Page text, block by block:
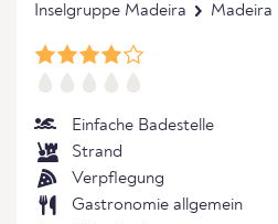
Inselgruppe Madeira Madeira
Einfache Badestelle
Strand
Verpflegung
Gastronomie allgemein